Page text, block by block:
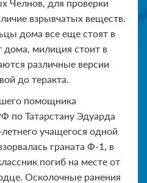
Челнов, для проверки
взрывчатых веществ.
дома все еще стоят в
дома, милиция стоит в
различные версии
до теракта.
помощника
по Татарстану Эдуарда
учащегося одной
граната Ф-1, в
погиб на месте от
Осколочные ранения